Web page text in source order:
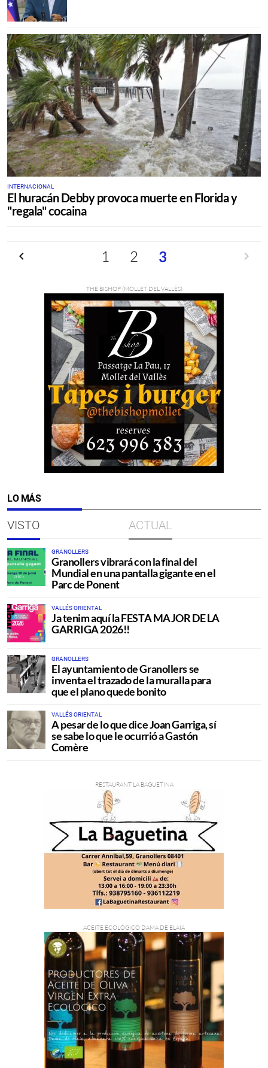
INTERNACIONAL
El huracán Debby provoca muerte en Florida y
"regala" cocaina
1 2 3
LO MÁS
VISTO ACTUAL
GRANOLLERS
Granollers vibrará con la final del
Mundial en una pantalla gigante en el
Parc de Ponent
VALLÉS ORIENTAL
Ja tenim aquí la FESTA MAJOR DE LA
GARRIGA 2026!!
GRANOLLERS
El ayuntamiento de Granollers se
inventa el trazado de la muralla para
que el plano quede bonito
VALLÉS ORIENTAL
A pesar de lo que dice Joan Garriga, sí
se sabe lo que le ocurrió a Gastón
Comère